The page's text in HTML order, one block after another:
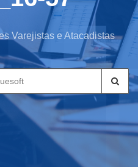
Varejistas e Atacadistas